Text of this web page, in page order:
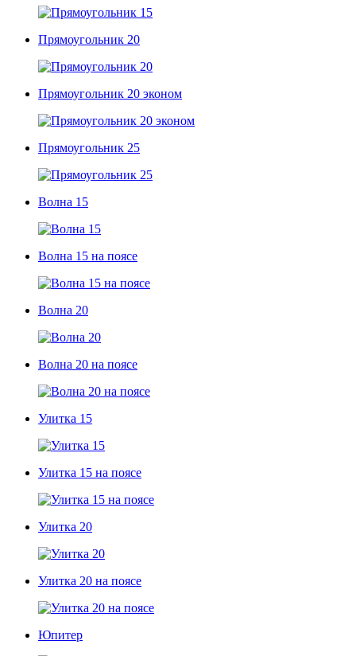
Прямоугольник 20
Прямоугольник 20 эконом
Прямоугольник 25
Волна 15
Волна 15 на поясе
Волна 20
Волна 20 на поясе
Улитка 15
Улитка 15 на поясе
Улитка 20
Улитка 20 на поясе
Юпитер